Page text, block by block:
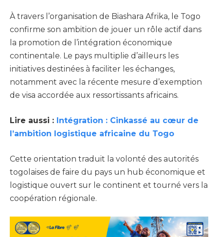
À travers l’organisation de Biashara Afrika, le Togo
confirme son ambition de jouer un rôle actif dans
la promotion de l’intégration économique
continentale. Le pays multiplie d’ailleurs les
initiatives destinées à faciliter les échanges,
notamment avec la récente mesure d’exemption
de visa accordée aux ressortissants africains.
Lire aussi : Intégration : Cinkassé au cœur de
l’ambition logistique africaine du Togo
Cette orientation traduit la volonté des autorités
togolaises de faire du pays un hub économique et
logistique ouvert sur le continent et tourné vers la
coopération régionale.